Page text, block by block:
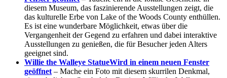
diesem Museum, das faszinierende Ausstellungen zeigt, die
das kulturelle Erbe von Lake of the Woods County enthüllen.
Es ist eine wunderbare Möglichkeit, etwas über die
Vergangenheit der Gegend zu erfahren und dabei interaktive
Ausstellungen zu genießen, die für Besucher jeden Alters
geeignet sind.
Willie the Walleye StatueWird in einem neuen Fenster
geöffnet – Mache ein Foto mit diesem skurrilen Denkmal,